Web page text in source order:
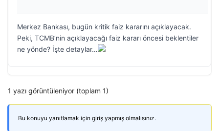
Merkez Bankası, bugün kritik faiz kararını açıklayacak.
Peki, TCMB’nin açıklayacağı faiz kararı öncesi beklentiler
ne yönde? İşte detaylar…
1 yazı görüntüleniyor (toplam 1)
Bu konuyu yanıtlamak için giriş yapmış olmalısınız.